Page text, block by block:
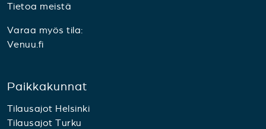
Tietoa meistä
Varaa myös tila:
Venuu.fi
Paikkakunnat
Tilausajot Helsinki
Tilausajot Turku